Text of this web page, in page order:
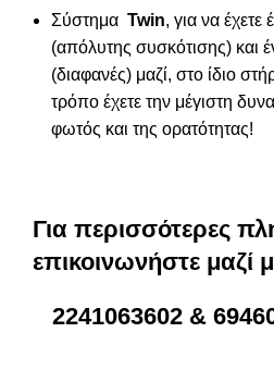
Σύστημα Twin, για να
(απόλυτης συσκότισης) και
(διαφανές) μαζί, στο ίδιο
τρόπο έχετε την μέγιστη
φωτός και της ορατότητας!
Για περισσότερες
επικοινωνήστε μαζί
2241063602 &